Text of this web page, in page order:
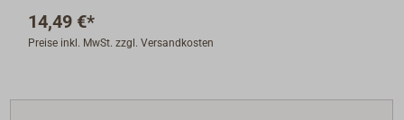
14,49 €*
Preise inkl. MwSt. zzgl. Versandkosten